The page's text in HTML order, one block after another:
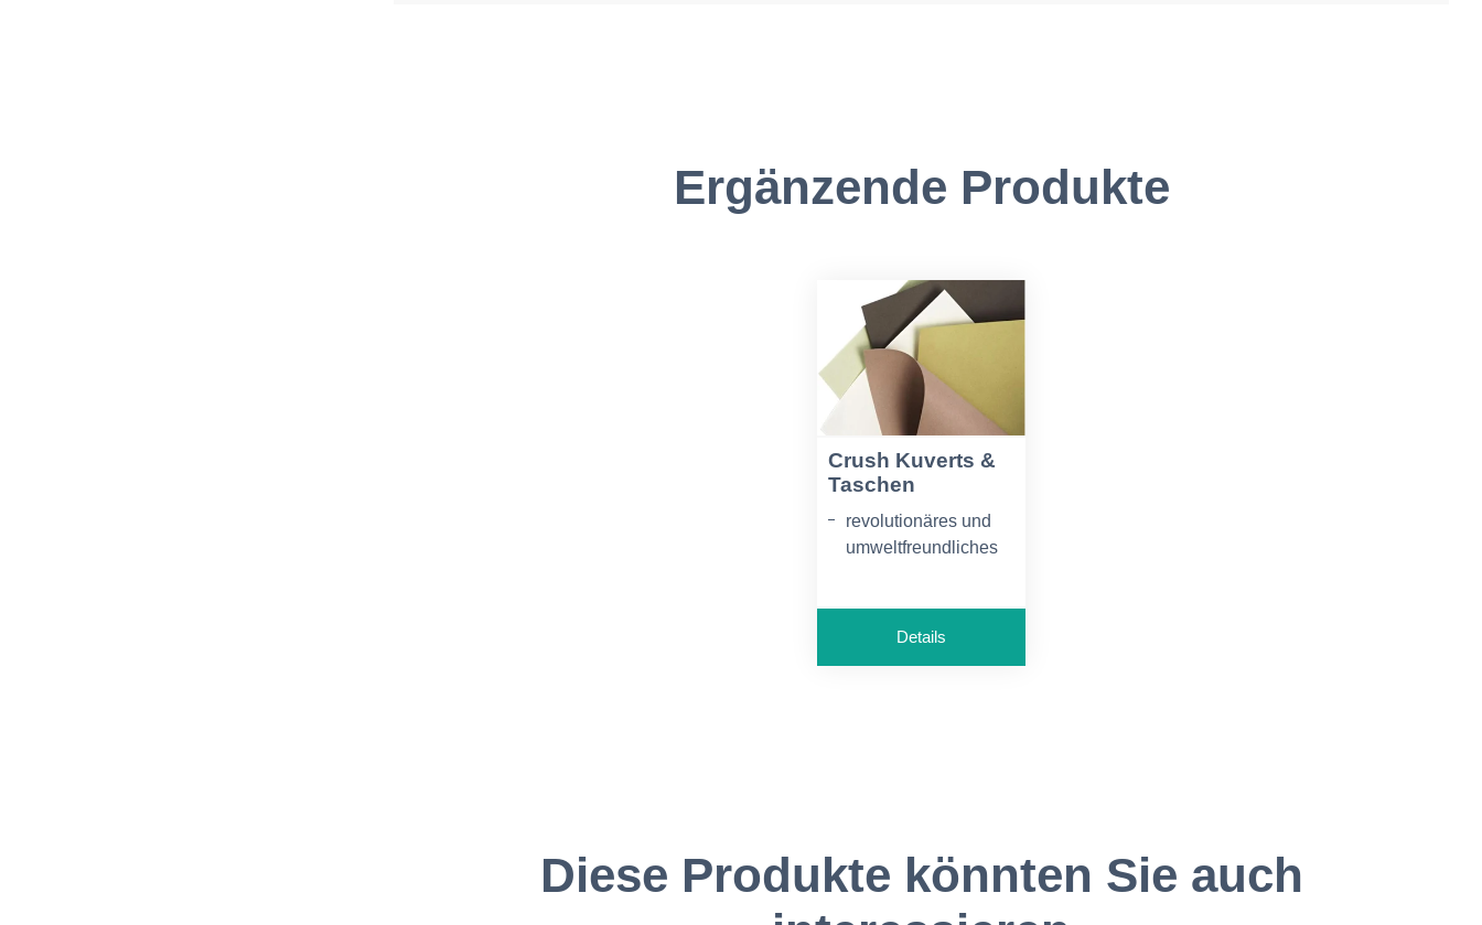
Ergänzende Produkte
Crush Kuverts &
Taschen
revolutionäres und
umweltfreundliches
unverwechselbare
Papieroberfläche
Details
Diese Produkte könnten Sie auch